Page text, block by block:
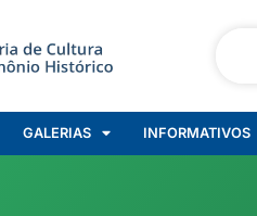
GALERIAS INFORMATIVOS